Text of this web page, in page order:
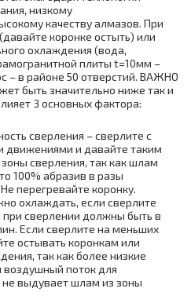
низкому
качеству алмазов. При
коронке остыть) или
охлаждения (вода,
плиты t=10мм –
– в районе 50 отверстий. ВАЖНО
быть значительно ниже так и
3 основных фактора:
сверления – сверлите с
движениями и давайте таким
сверления, так как шлам
100% абразив в разы
перегревайте коронку.
охлаждать, если сверлите
сверлении должны быть в
Если сверлите на меньших
остывать коронкам или
так как более низкие
поток для
выдувает шлам из зоны